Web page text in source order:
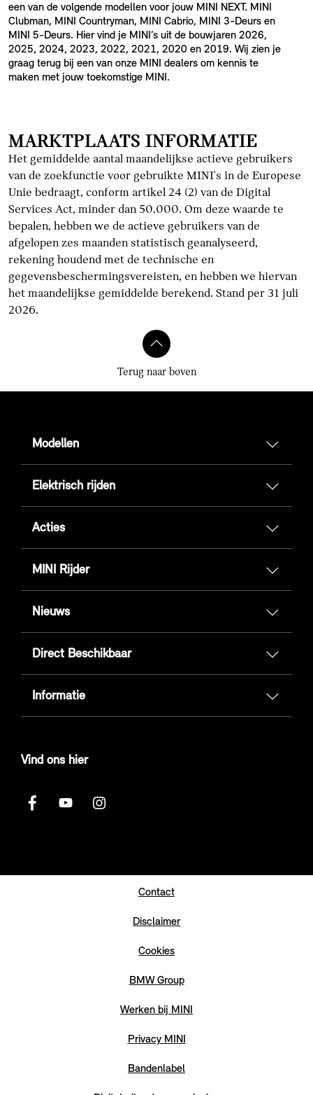
een van de volgende modellen voor jouw MINI NEXT. MINI
Clubman, MINI Countryman, MINI Cabrio, MINI 3-Deurs en
MINI 5-Deurs. Hier vind je MINI’s uit de bouwjaren 2026,
2025, 2024, 2023, 2022, 2021, 2020 en 2019. Wij zien je
graag terug bij een van onze MINI dealers om kennis te
maken met jouw toekomstige MINI.
MARKTPLAATS INFORMATIE
Het gemiddelde aantal maandelijkse actieve gebruikers
van de zoekfunctie voor gebruikte MINI's in de Europese
Unie bedraagt, conform artikel 24 (2) van de Digital
Services Act, minder dan 50.000. Om deze waarde te
bepalen, hebben we de actieve gebruikers van de
afgelopen zes maanden statistisch geanalyseerd,
rekening houdend met de technische en
gegevensbeschermingsvereisten, en hebben we hiervan
het maandelijkse gemiddelde berekend. Stand per 31 juli
2026.
Terug naar boven
Modellen
Elektrisch rijden
Acties
MINI Rijder
Nieuws
Direct Beschikbaar
Informatie
Vind ons hier
Contact
Disclaimer
Cookies
BMW Group
Werken bij MINI
Privacy MINI
Bandenlabel